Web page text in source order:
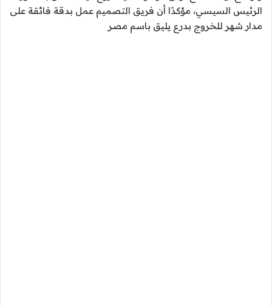
الرئيس السيسي، مؤكدًا أن فريق التصميم عمل بدقة فائقة على
مدار شهر للخروج بدرع يليق باسم مصر